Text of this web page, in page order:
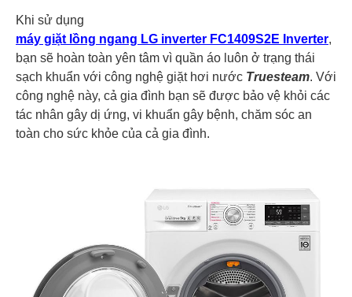
Khi sử dụng
máy giặt lồng ngang LG inverter FC1409S2E Inverter,
bạn sẽ hoàn toàn yên tâm vì quần áo luôn ở trạng thái
sạch khuẩn với công nghệ giặt hơi nước Truesteam. Với
công nghệ này, cả gia đình bạn sẽ được bảo vệ khỏi các
tác nhân gây dị ứng, vi khuẩn gây bệnh, chăm sóc an
toàn cho sức khỏe của cả gia đình.